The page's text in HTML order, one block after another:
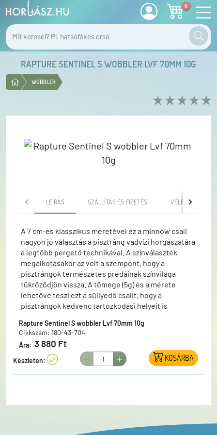
0
RAPTURE SENTINEL S WOBBLER LVF 70MM 10G
WOBBLER
LEÍRÁS SZÁLLÍTÁS ÉS FIZETÉS VÉLEMÉNYEK
A 7 cm-es klasszikus méretével ez a minnow csali
nagyon jó választás a pisztráng vadvízi horgászatára
a legtöbb pergető technikával. A színválaszték
megalkotásakor az volt a szempont, hogy a
pisztrángok természetes prédáinak színvilága
tükröződjön vissza. A tömege (5g) és a mérete
lehetővé teszi ezt a süllyedő csalit, hogy a
pisztrángok kedvenc tartózkodási helyeit is
Rapture Sentinel S wobbler Lvf 70mm 10g
Cikkszám: 180-43-704
Ára: 3 880 Ft
Készleten: KOSÁRBA